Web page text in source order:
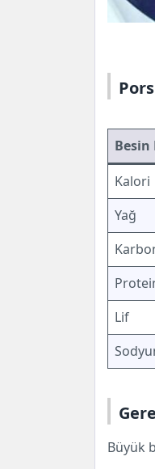
Besin
Kalori
Yağ
Lif
Büyük